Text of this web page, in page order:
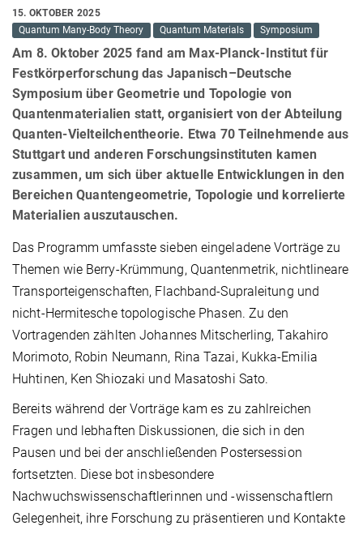
15. OKTOBER 2025
Quantum Many-Body Theory
Quantum Materials Symposium
Am 8. Oktober 2025 fand am Max-Planck-Institut für
Festkörperforschung das Japanisch–Deutsche
Symposium über Geometrie und Topologie von
Quantenmaterialien statt, organisiert von der Abteilung
Quanten-Vielteilchentheorie. Etwa 70 Teilnehmende aus
Stuttgart und anderen Forschungsinstituten kamen
zusammen, um sich über aktuelle Entwicklungen in den
Bereichen Quanten­geometrie, Topologie und korrelierte
Materialien auszutauschen.
Das Programm umfasste sieben eingeladene Vorträge zu
Themen wie Berry-Krümmung, Quantenmetrik, nichtlineare
Transporteigenschaften, Flachband-Supraleitung und
nicht-Hermitesche topologische Phasen. Zu den
Vortragenden zählten Johannes Mitscherling, Takahiro
Morimoto, Robin Neumann, Rina Tazai, Kukka-Emilia
Huhtinen, Ken Shiozaki und Masatoshi Sato.
Bereits während der Vorträge kam es zu zahlreichen
Fragen und lebhaften Diskussionen, die sich in den
Pausen und bei der anschließenden Postersession
fortsetzten. Diese bot insbesondere
Nachwuchswissenschaftlerinnen und -wissenschaftlern
Gelegenheit, ihre Forschung zu präsentieren und Kontakte